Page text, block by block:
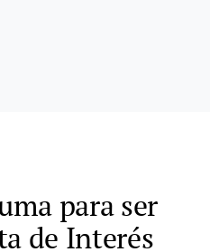
para ser
de Interés